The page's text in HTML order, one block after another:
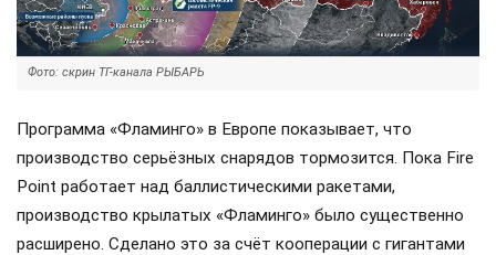
Фото: скрин ТГ-канала РЫБАРЬ
Программа «Фламинго» в Европе показывает, что
производство серьёзных снарядов тормозится. Пока Fire
Point работает над баллистическими ракетами,
производство крылатых «Фламинго» было существенно
расширено. Сделано это за счёт кооперации с гигантами